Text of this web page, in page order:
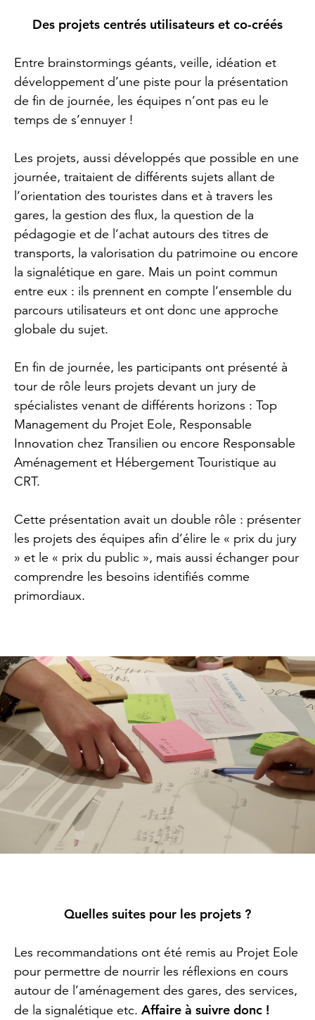
Des projets centrés utilisateurs et co-créés
Entre brainstormings géants, veille, idéation et
développement d’une piste pour la présentation
de fin de journée, les équipes n’ont pas eu le
temps de s’ennuyer !
Les projets, aussi développés que possible en une
journée, traitaient de différents sujets allant de
l’orientation des touristes dans et à travers les
gares, la gestion des flux, la question de la
pédagogie et de l’achat autours des titres de
transports, la valorisation du patrimoine ou encore
la signalétique en gare. Mais un point commun
entre eux : ils prennent en compte l’ensemble du
parcours utilisateurs et ont donc une approche
globale du sujet.
En fin de journée, les participants ont présenté à
tour de rôle leurs projets devant un jury de
spécialistes venant de différents horizons : Top
Management du Projet Eole, Responsable
Innovation chez Transilien ou encore Responsable
Aménagement et Hébergement Touristique au
CRT.
Cette présentation avait un double rôle : présenter
les projets des équipes afin d’élire le « prix du jury
» et le « prix du public », mais aussi échanger pour
comprendre les besoins identifiés comme
primordiaux.
Quelles suites pour les projets ?
Les recommandations ont été remis au Projet Eole
pour permettre de nourrir les réflexions en cours
autour de l’aménagement des gares, des services,
de la signalétique etc. Affaire à suivre donc !